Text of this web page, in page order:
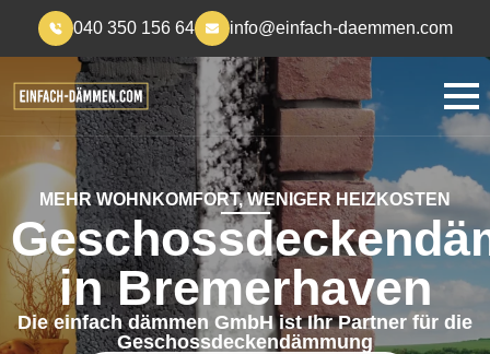
040 350 156 64 info@einfach-daemmen.com
MEHR WOHNKOMFORT, WENIGER HEIZKOSTEN
in Bremerhaven
Die einfach dämmen GmbH ist Ihr Partner für die
Geschossdeckendämmung